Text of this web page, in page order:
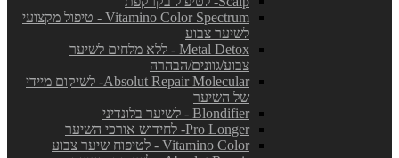
Vitamino Color Spectrum - טיפול מקצועי
לשיער צבוע
Metal Detox - ללא מלחים לשיער
צבוע/גוונים/הבהרה
Absolut Repair Molecular- לשיקום מיידי
של השיער
Blondifier - לשיער בלונדיני
Pro Longer- לחידוש אורכי השיער
Vitamino Color - לטיפוח שיער צבוע